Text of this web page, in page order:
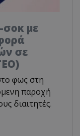
με
σε
φως στη
παροχή
διαιτητές.